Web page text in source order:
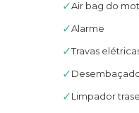
✓Air bag do
✓Alarme
✓Travas
✓
✓ Limpador